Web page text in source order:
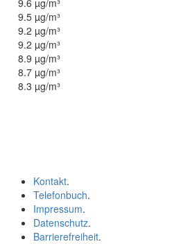
9.6 µg/m³
9.5 µg/m³
9.2 µg/m³
9.2 µg/m³
8.9 µg/m³
8.7 µg/m³
8.3 µg/m³
Kontakt.
Telefonbuch.
Impressum.
Datenschutz.
Barrierefreiheit.